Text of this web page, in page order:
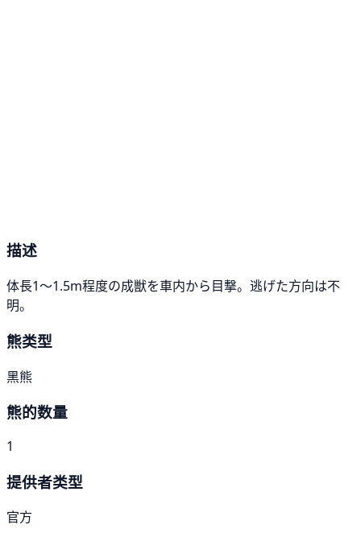
描述
体長1～1.5m程度の成獣を車内から目撃。逃げた方向は不
明。
熊类型
黑熊
熊的数量
1
提供者类型
官方